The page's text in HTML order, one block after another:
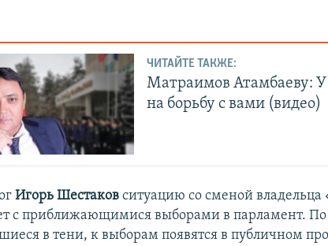
ЧИТАЙТЕ ТАКЖЕ:
Матраимов Атамбаеву: У
на борьбу с вами (видео)
Игорь Шестаков ситуацию со сменой
с приближающимися выборами в парламент.
в тени, к выборам появятся в публичном